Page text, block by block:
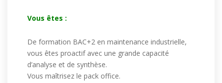
Vous êtes :
De formation BAC+2 en maintenance industrielle,
vous êtes proactif avec une grande capacité
d’analyse et de synthèse.
Vous maîtrisez le pack office.